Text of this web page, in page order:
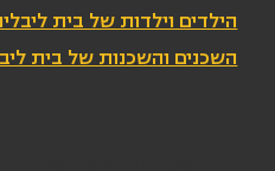
הילדים וילדות של בית
השכנים והשכנות של בית